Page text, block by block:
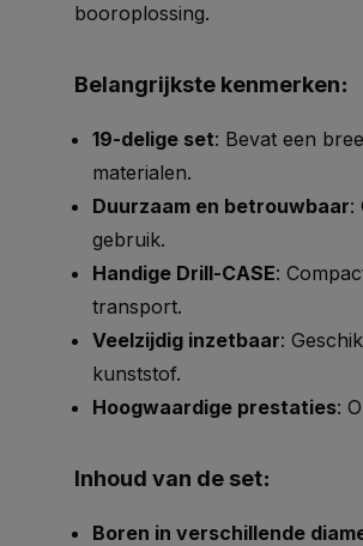
booroplossing.
Belangrijkste kenmerken:
19-delige set: Bevat een
materialen.
Duurzaam en betrouwbaar:
gebruik.
Handige Drill-CASE:
transport.
Veelzijdig inzetbaar:
kunststof.
Hoogwaardige prestaties:
Inhoud van de set:
Boren in verschillende